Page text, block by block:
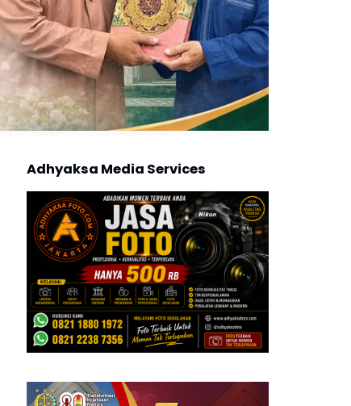
Adhyaksa Media Services